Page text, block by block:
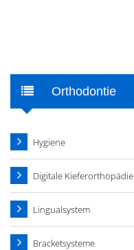
Orthodontie
Hygiene
Digitale Kieferorthopädie
Lingualsystem
Bracketsysteme